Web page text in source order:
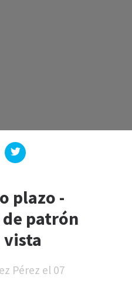
plazo -
patrón
Pérez el 07